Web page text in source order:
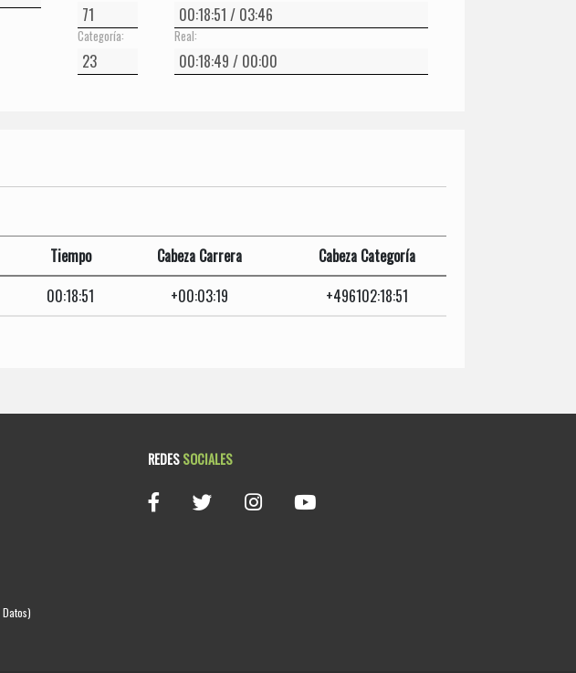
Categoría: Real:
Tiempo Cabeza Carrera
Cabeza Categoría
00:18:51 +00:03:19 +496102:18:51
REDESSOCIALES